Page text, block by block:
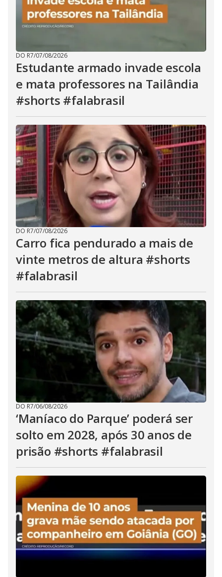
DO R7/07/08/2026
Estudante armado invade escola
e mata professores na Tailândia
#shorts #falabrasil
DO R7/07/08/2026
Carro fica pendurado a mais de
vinte metros de altura #shorts
#falabrasil
DO R7/06/08/2026
‘Maníaco do Parque’ poderá ser
solto em 2028, após 30 anos de
prisão #shorts #falabrasil